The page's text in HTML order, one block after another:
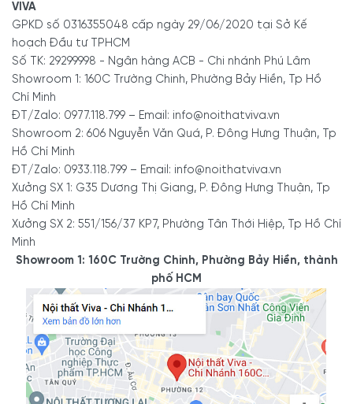
VIVA
GPKD số 0316355048 cấp ngày 29/06/2020 tại Sở Kế
hoạch Đầu tư TPHCM
Số TK: 29299998 - Ngân hàng ACB - Chi nhánh Phú Lâm
Showroom 1: 160C Trường Chinh, Phường Bảy Hiền, Tp Hồ
Chí Minh
ĐT/Zalo: 0977.118.799 – Email: info@noithatviva.vn
Showroom 2: 606 Nguyễn Văn Quá, P. Đông Hưng Thuận, Tp
Hồ Chí Minh
ĐT/Zalo: 0933.118.799 – Email: info@noithatviva.vn
Xưởng SX 1: G35 Dương Thị Giang, P. Đông Hưng Thuận, Tp
Hồ Chí Minh
Xưởng SX 2: 551/156/37 KP7, Phường Tân Thới Hiệp, Tp Hồ Chí
Minh
Showroom 1: 160C Trường Chinh, Phường Bảy Hiền, thành
phố HCM